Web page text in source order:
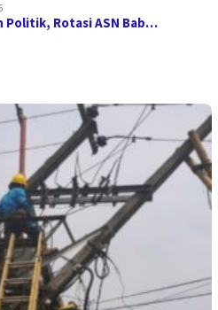
Politik, Rotasi ASN Bab…